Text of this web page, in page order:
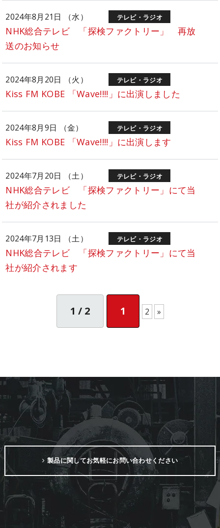
2024年8月21日 （水） テレビ・ラジオ
NHK総合テレビ 「探検ファクトリー」 再放
送のお知らせ
2024年8月20日 （火） テレビ・ラジオ
Kiss FM KOBE 「Wave!!!!」に出演しました
2024年8月9日 （金） テレビ・ラジオ
Kiss FM KOBE 「Wave!!!!」に出演します
2024年7月20日 （土） テレビ・ラジオ
NHK総合テレビ 「探検ファクトリー」にて当
社が紹介されました
2024年7月13日 （土） テレビ・ラジオ
NHK総合テレビ 「探検ファクトリー」にて当
社が紹介されます
1 / 2 1 2 »
製品に関してお気軽にお問い合わせください